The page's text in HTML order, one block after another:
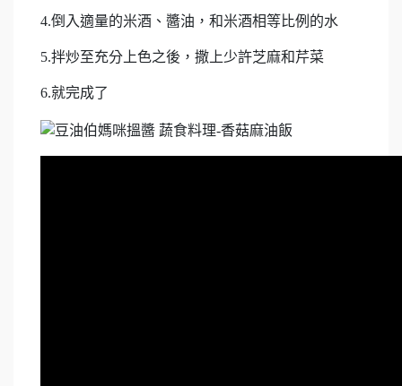
4.倒入適量的米酒、醬油，和米酒相等比例的水
5.拌炒至充分上色之後，撒上少許芝麻和芹菜
6.就完成了